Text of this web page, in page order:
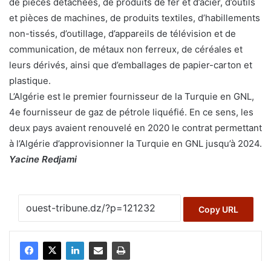
et pièces de machines, de produits textiles, d’habillements
non-tissés, d’outillage, d’appareils de télévision et de
communication, de métaux non ferreux, de céréales et
leurs dérivés, ainsi que d’emballages de papier-carton et
plastique.
L’Algérie est le premier fournisseur de la Turquie en GNL,
4e fournisseur de gaz de pétrole liquéfié. En ce sens, les
deux pays avaient renouvelé en 2020 le contrat permettant
à l’Algérie d’approvisionner la Turquie en GNL jusqu’à 2024.
Yacine Redjami
Copy URL